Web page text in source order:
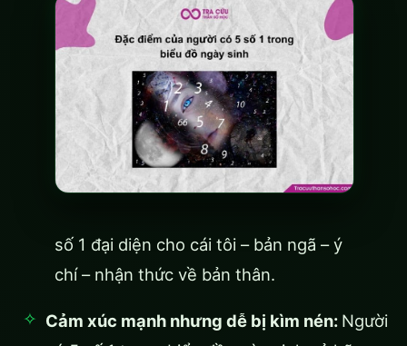
số 1 đại diện cho cái tôi – bản ngã – ý
chí – nhận thức về bản thân.
Cảm xúc mạnh nhưng dễ bị kìm nén: Người